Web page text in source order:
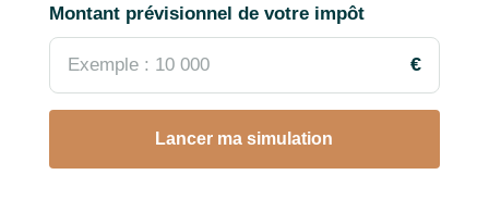
Montant prévisionnel de votre impôt
€
Lancer ma simulation